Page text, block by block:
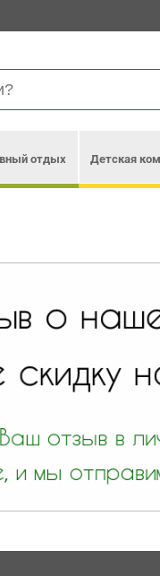
отдых Детская